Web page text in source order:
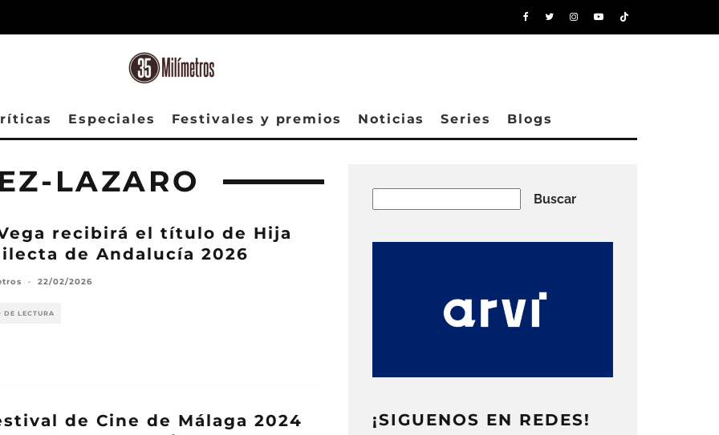
Especiales Festivales y premios Noticias Series Blogs
LAZARO
recibirá el título de Hija
de Andalucía 2026
· 22/02/2026
DE LECTURA
de Cine de Málaga 2024
Buscar
¡SIGUENOS EN REDES!